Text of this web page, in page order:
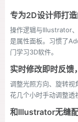
专为2D设计师打
操作逻辑与Illustrator
是属性面板。习惯了
门学习3D软件。
实时修改即时反馈
调整光照方向、旋转视
花几个小时手动调整透
和Illustrator无缝